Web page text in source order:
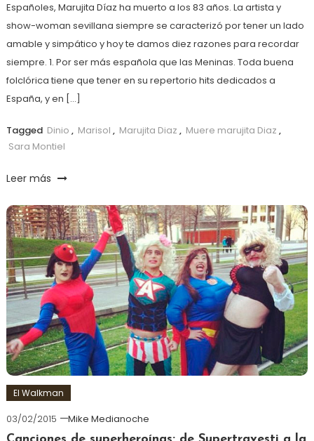
Españoles, Marujita Díaz ha muerto a los 83 años. La artista y
show-woman sevillana siempre se caracterizó por tener un lado
amable y simpático y hoy te damos diez razones para recordar
siempre. 1. Por ser más española que las Meninas. Toda buena
folclórica tiene que tener en su repertorio hits dedicados a
España, y en […]
Tagged Dinio , Marisol , Marujita Diaz , Muere marujita Diaz ,
Sara Montiel
Leer más
El Walkman
03/02/2015
Mike Medianoche